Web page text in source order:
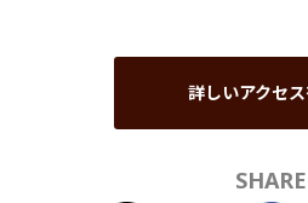
詳しいアクセ
SHARE